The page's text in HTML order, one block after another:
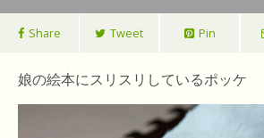
Share Tweet Pin
娘の絵本にスリスリしているポッケ